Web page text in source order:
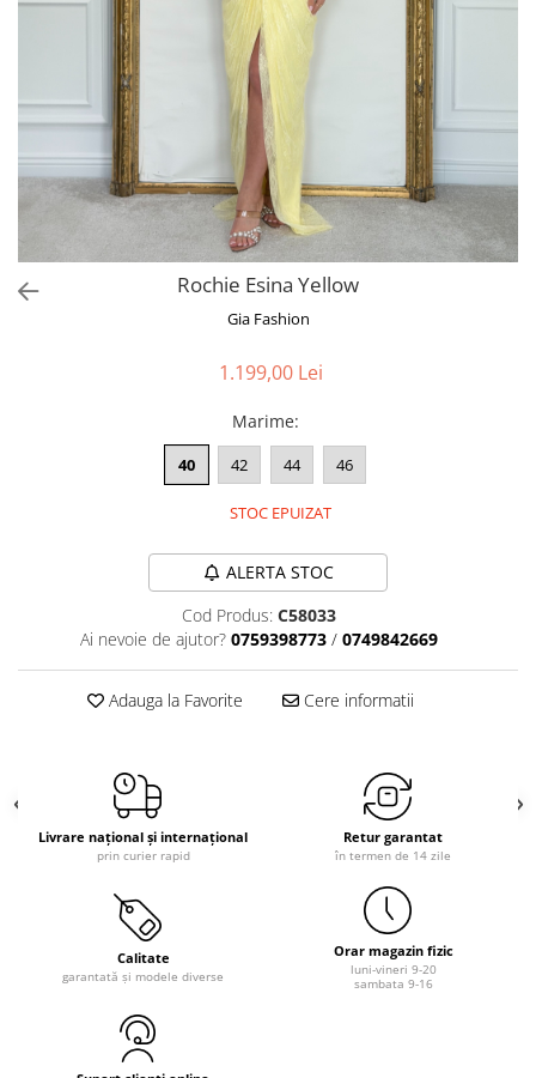
Blanuri
Paltoane
Traditional
Rochie Esina Yellow
Gia Fashion
1.199,00 Lei
Marime:
40 42 44 46
STOC EPUIZAT
ALERTA STOC
Cod Produs: C58033
Ai nevoie de ajutor? 0759398773 / 0749842669
Adauga la Favorite Cere informatii
Livrare național și internațional
prin curier rapid
Retur garantat
în termen de 14 zile
Calitate
garantată și modele diverse
Orar magazin fizic
luni-vineri 9-20
sambata 9-16